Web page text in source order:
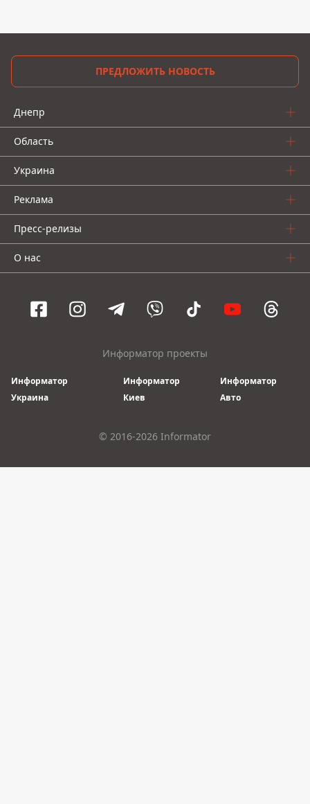
ПРЕДЛОЖИТЬ НОВОСТЬ
Днепр
Область
Украина
Реклама
Пресс-релизы
О нас
Информатор проекты
Информатор
Украина
Информатор
Киев
Информатор
Авто
© 2016-2026 Informator